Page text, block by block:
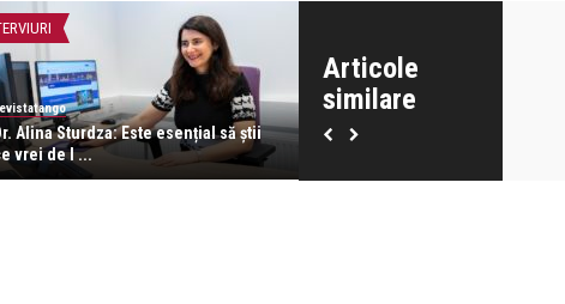
Articole
similare
Alina Sturdza: Este esențial să știi
vrei de l ...
revistatango
Evgheni Vodolazkin – Adevărata